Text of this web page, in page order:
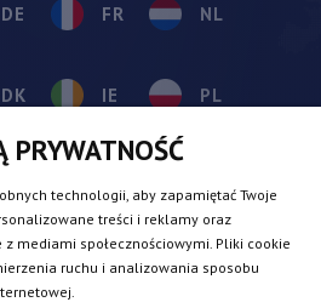
DE
DK
FR
IE
NL
PL
PRYWATNOŚĆ
technologii, aby zapamiętać Twoje
treści i reklamy oraz
mediami społecznościowymi. Pliki cookie
ruchu i analizowania sposobu